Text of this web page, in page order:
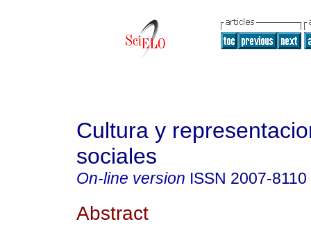
Cultura y
sociales
On-line version ISSN 2007-8110
Abstract